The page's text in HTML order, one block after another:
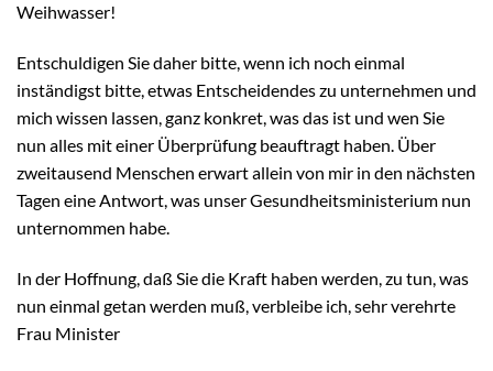
Weihwasser!
Entschuldigen Sie daher bitte, wenn ich noch einmal
inständigst bitte, etwas Entscheidendes zu unternehmen und
mich wissen lassen, ganz konkret, was das ist und wen Sie
nun alles mit einer Überprüfung beauftragt haben. Über
zweitausend Menschen erwart allein von mir in den nächsten
Tagen eine Antwort, was unser Gesundheitsministerium nun
unternommen habe.
In der Hoffnung, daß Sie die Kraft haben werden, zu tun, was
nun einmal getan werden muß, verbleibe ich, sehr verehrte
Frau Minister